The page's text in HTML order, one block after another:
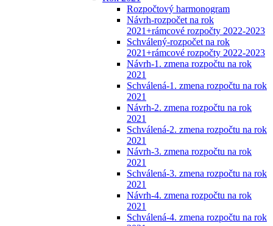
Rozpočtový harmonogram
Návrh-rozpočet na rok
2021+rámcové rozpočty 2022-2023
Schválený-rozpočet na rok
2021+rámcové rozpočty 2022-2023
Návrh-1. zmena rozpočtu na rok
2021
Schválená-1. zmena rozpočtu na rok
2021
Návrh-2. zmena rozpočtu na rok
2021
Schválená-2. zmena rozpočtu na rok
2021
Návrh-3. zmena rozpočtu na rok
2021
Schválená-3. zmena rozpočtu na rok
2021
Návrh-4. zmena rozpočtu na rok
2021
Schválená-4. zmena rozpočtu na rok